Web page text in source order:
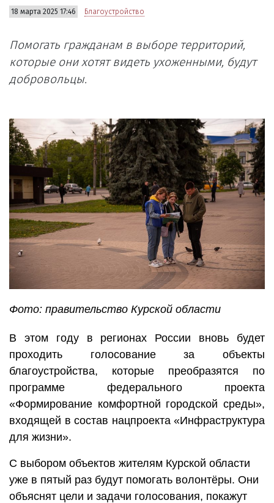
18 марта 2025 17:46 Благоустройство
Помогать гражданам в выборе территорий,
которые они хотят видеть ухоженными, будут
добровольцы.
Фото: правительство Курской области
В этом году в регионах России вновь будет
проходить голосование за объекты
благоустройства, которые преобразятся по
программе федерального проекта
«Формирование комфортной городской среды»,
входящей в состав нацпроекта «Инфраструктура
для жизни».
С выбором объектов жителям Курской области
уже в пятый раз будут помогать волонтёры. Они
объяснят цели и задачи голосования, покажут